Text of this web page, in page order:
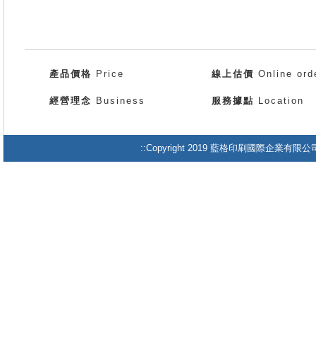
產品價格 Price 線上估價 Online
經營理念 Business 服務據點 Location
::Copyright 2019 藍格印刷國際企業有限